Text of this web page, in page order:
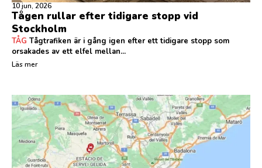
10 jun, 2026
Tågen rullar efter tidigare stopp vid
Stockholm
TÅG Tågtrafiken är i gång igen efter ett tidigare stopp som
orsakades av ett elfel mellan...
Läs mer